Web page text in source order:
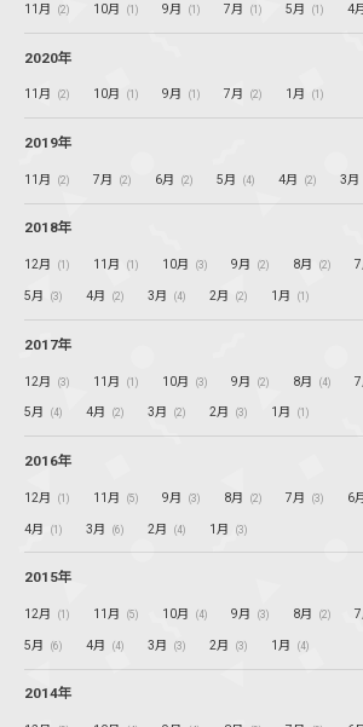
11月 (2) 10月 (1) 9月 (1) 7月 (1) 5月 (1) 4
2020年
11月 (2) 10月 (1) 9月 (1) 7月 (2) 1月 (1)
2019年
11月 (2) 7月 (2) 6月 (2) 5月 (4) 4月 (2) 3月
2018年
12月 (1) 11月 (1) 10月 (3) 9月 (2) 8月 (2) 7
5月 (3) 4月 (2) 3月 (4) 2月 (2) 1月 (1)
2017年
12月 (3) 11月 (1) 10月 (3) 9月 (2) 8月 (4)
5月 (4) 4月 (2) 3月 (2) 2月 (3) 1月 (1)
2016年
12月 (1) 11月 (5) 9月 (3) 8月 (2) 7月 (3) 6
4月 (1) 3月 (6) 2月 (4) 1月 (3)
2015年
12月 (1) 11月 (5) 10月 (4) 9月 (3) 8月 (2) 7
5月 (6) 4月 (4) 3月 (3) 2月 (3) 1月 (4)
2014年